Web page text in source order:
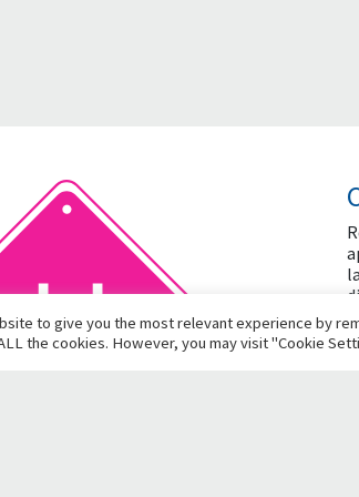
to give you the most relevant experience by
the cookies. However, you may visit "Cookie